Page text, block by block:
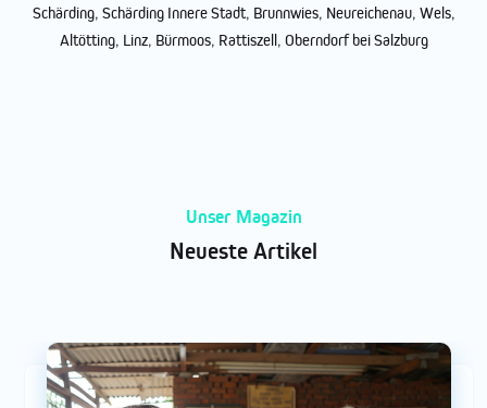
Schärding, Schärding Innere Stadt, Brunnwies, Neureichenau, Wels,
Altötting, Linz, Bürmoos, Rattiszell, Oberndorf bei Salzburg
Unser Magazin
Neueste Artikel